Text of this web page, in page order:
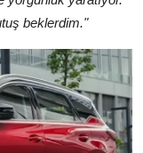
beklerdim."